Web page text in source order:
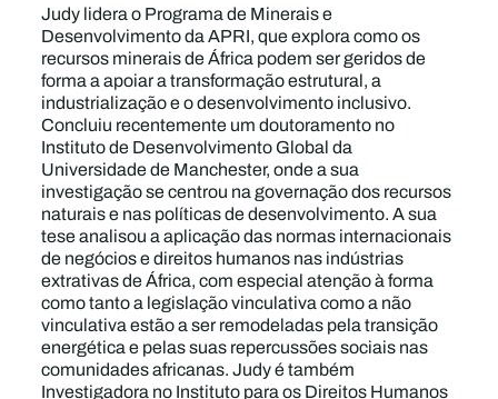
Judy lidera o Programa de Minerais e
Desenvolvimento da APRI, que explora como os
recursos minerais de África podem ser geridos de
forma a apoiar a transformação estrutural, a
industrialização e o desenvolvimento inclusivo.
Concluiu recentemente um doutoramento no
Instituto de Desenvolvimento Global da
Universidade de Manchester, onde a sua
investigação se centrou na governação dos recursos
naturais e nas políticas de desenvolvimento. A sua
tese analisou a aplicação das normas internacionais
de negócios e direitos humanos nas indústrias
extrativas de África, com especial atenção à forma
como tanto a legislação vinculativa como a não
vinculativa estão a ser remodeladas pela transição
energética e pelas suas repercussões sociais nas
comunidades africanas. Judy é também
Investigadora no Instituto para os Direitos Humanos